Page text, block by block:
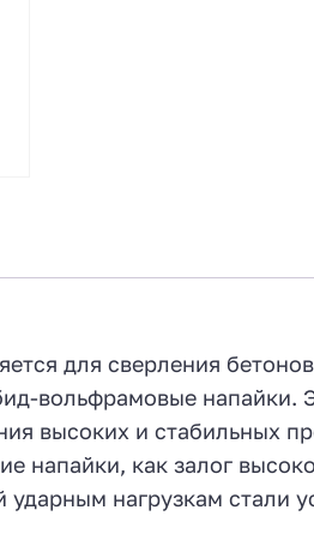
для сверления
вольфрамовые
высоких и стабильных
напайки, как залог
нагрузкам стали